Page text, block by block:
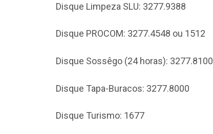
Disque Limpeza SLU: 3277.9388
Disque PROCOM: 3277.4548 ou 1512
Disque Sossêgo (24 horas): 3277.8100
Disque Tapa-Buracos: 3277.8000
Disque Turismo: 1677